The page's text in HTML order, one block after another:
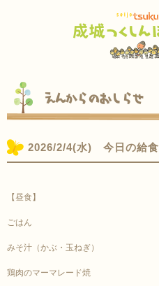
えんからのおしらせ
2026/2/4(水) 今日の給食
【昼食】
ごはん
みそ汁（かぶ・玉ねぎ）
鶏肉のマーマレード焼